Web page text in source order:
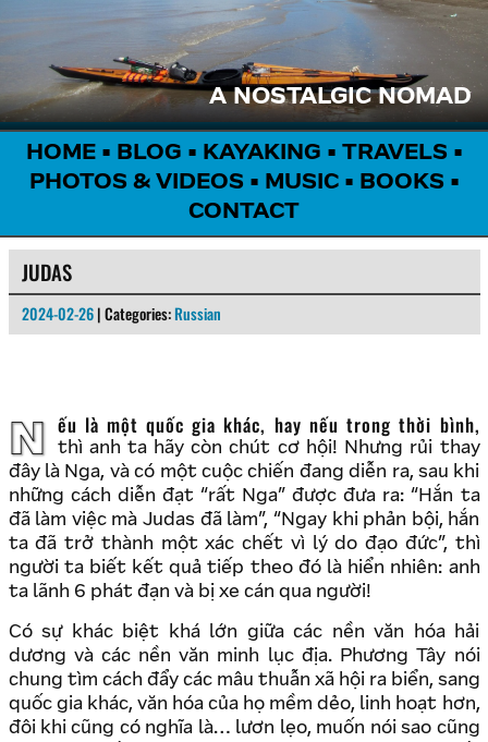
A NOSTALGIC NOMAD
HOME• BLOG • KAYAKING • TRAVELS •
PHOTOS & VIDEOS • MUSIC• BOOKS •
CONTACT
JUDAS
2024-02-26 | Categories:Russian
Nếu là một quốc gia khác, hay nếu trong thời bình,
thì anh ta hãy còn chút cơ hội! Nhưng rủi thay
đây là Nga, và có một cuộc chiến đang diễn ra, sau khi
những cách diễn đạt “rất Nga” được đưa ra: “Hắn ta
đã làm việc mà Judas đã làm”, “Ngay khi phản bội, hắn
ta đã trở thành một xác chết vì lý do đạo đức”, thì
người ta biết kết quả tiếp theo đó là hiển nhiên: anh
ta lãnh 6 phát đạn và bị xe cán qua người!
Có sự khác biệt khá lớn giữa các nền văn hóa hải
dương và các nền văn minh lục địa. Phương Tây nói
chung tìm cách đẩy các mâu thuẫn xã hội ra biển, sang
quốc gia khác, văn hóa của họ mềm dẻo, linh hoạt hơn,
đôi khi cũng có nghĩa là… lươn lẹo, muốn nói sao cũng